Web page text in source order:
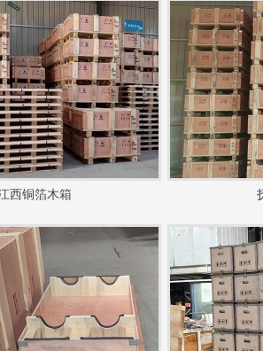
西铜箔木箱